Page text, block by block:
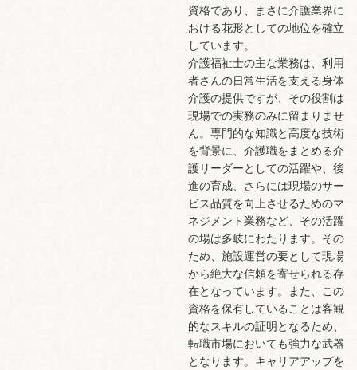
資格であり、まさに介護業界に
おける花形としての地位を確立
しています。
介護福祉士の主な業務は、利用
者さんの日常生活を支える身体
介護の提供ですが、その役割は
現場での実務のみに留まりませ
ん。専門的な知識と高度な技術
を背景に、介護職をまとめる介
護リーダーとしての活躍や、後
進の育成、さらには現場のサー
ビス品質を向上させるためのマ
ネジメント業務など、その活躍
の場は多岐にわたります。その
ため、施設運営の要として現場
から絶大な信頼を寄せられる存
在となっています。また、この
資格を保有していることは客観
的なスキルの証明となるため、
転職市場においても強力な武器
となります。キャリアアップを